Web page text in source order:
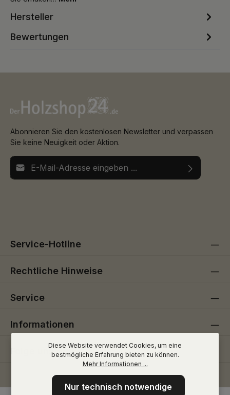
Hersteller
Bewertungen
Abonnieren Sie den kostenlosen Newsletter und verpassen
Sie keine Neuigkeit oder Aktion.
E-Mail-Adresse*
Service-Hotline
Rechtliche Hinweise
Service
Informationen
Folge uns
Diese Website verwendet Cookies, um eine
bestmögliche Erfahrung bieten zu können.
Mehr Informationen ...
Nur technisch notwendige